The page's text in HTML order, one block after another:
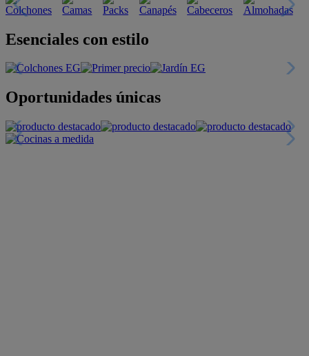
Esenciales con estilo
Oportunidades únicas